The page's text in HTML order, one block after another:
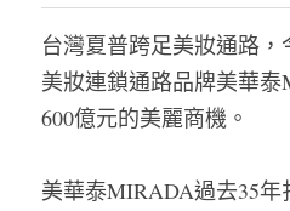
台灣夏普跨足美妝通路
美妝連鎖通路品牌美華
600億元的美麗商機。
美華泰MIRADA過去35年